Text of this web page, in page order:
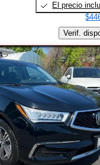
El precio
Verif.